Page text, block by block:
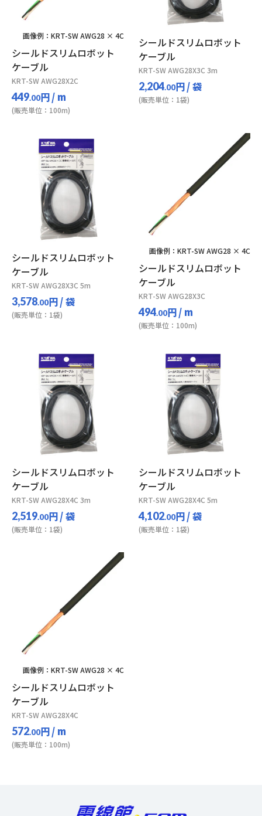
画像例：KRT-SW AWG28 × 4C
シールドスリムロボット
ケーブル
KRT-SW AWG28X2C
449.00円/ m
(販売単位：100m)
シールドスリムロボット
ケーブル
KRT-SW AWG28X3C 3m
2,204.00円/ 袋
(販売単位：1袋)
シールドスリムロボット
ケーブル
KRT-SW AWG28X3C 5m
3,578.00円/ 袋
(販売単位：1袋)
画像例：KRT-SW AWG28 × 4C
シールドスリムロボット
ケーブル
KRT-SW AWG28X3C
494.00円/ m
(販売単位：100m)
シールドスリムロボット
ケーブル
KRT-SW AWG28X4C 3m
2,519.00円/ 袋
(販売単位：1袋)
シールドスリムロボット
ケーブル
KRT-SW AWG28X4C 5m
4,102.00円/ 袋
(販売単位：1袋)
画像例：KRT-SW AWG28 × 4C
シールドスリムロボット
ケーブル
KRT-SW AWG28X4C
572.00円/ m
(販売単位：100m)